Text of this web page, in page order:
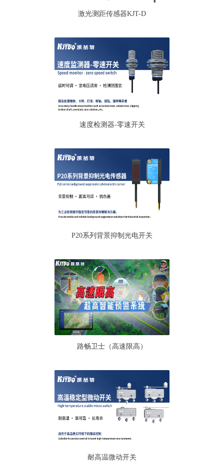
激光测距传感器KJT-D
速度检测器-零速开关
P20系列背景抑制光电开关
路畅卫士（高速限高）
耐高温微动开关